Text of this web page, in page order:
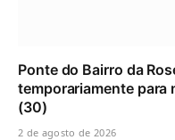
Ponte do Bairro da
temporariamente
(30)
2 de agosto de 2026